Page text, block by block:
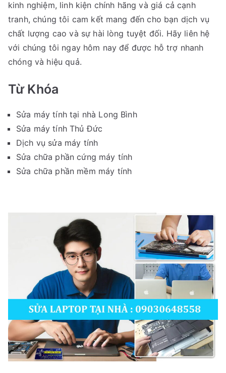
kinh nghiệm, linh kiện chính hãng và giá cả cạnh
tranh, chúng tôi cam kết mang đến cho bạn dịch vụ
chất lượng cao và sự hài lòng tuyệt đối. Hãy liên hệ
với chúng tôi ngay hôm nay để được hỗ trợ nhanh
chóng và hiệu quả.
Từ Khóa
Sửa máy tính tại nhà Long Bình
Sửa máy tính Thủ Đức
Dịch vụ sửa máy tính
Sửa chữa phần cứng máy tính
Sửa chữa phần mềm máy tính